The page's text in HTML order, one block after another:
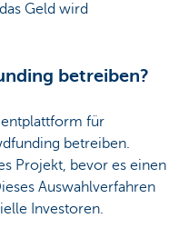
Geld wird
betreiben?
für
betreiben.
Projekt, bevor es einen
Auswahlverfahren
Investoren.